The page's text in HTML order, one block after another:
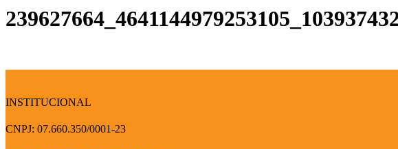
INSTITUCIONAL
CNPJ: 07.660.350/0001-23